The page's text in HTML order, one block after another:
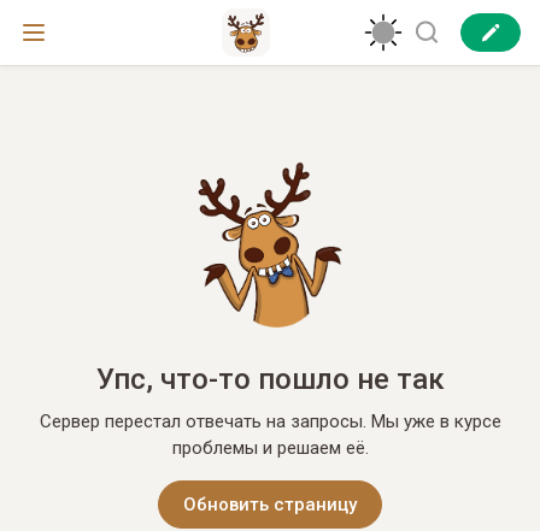
Упс, что-то пошло не так
Сервер перестал отвечать на запросы. Мы уже в курсе
проблемы и решаем её.
Обновить страницу